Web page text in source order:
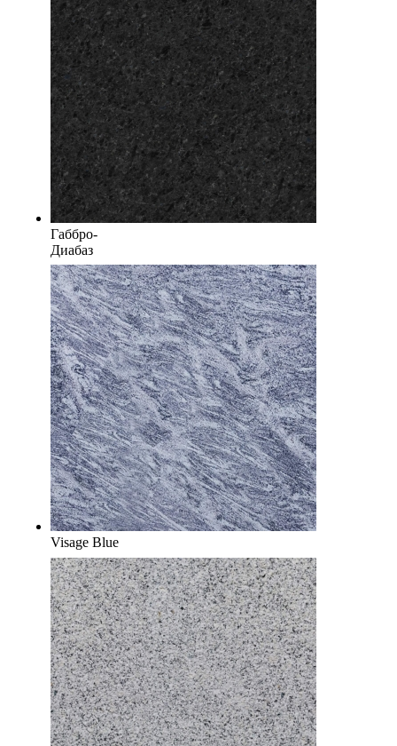
Габбро-
Диабаз
Visage Blue